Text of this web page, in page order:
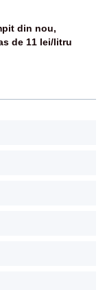
din nou,
de 11 lei/litru